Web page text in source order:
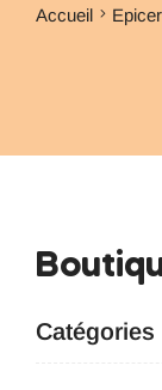
Accueil
Catégories